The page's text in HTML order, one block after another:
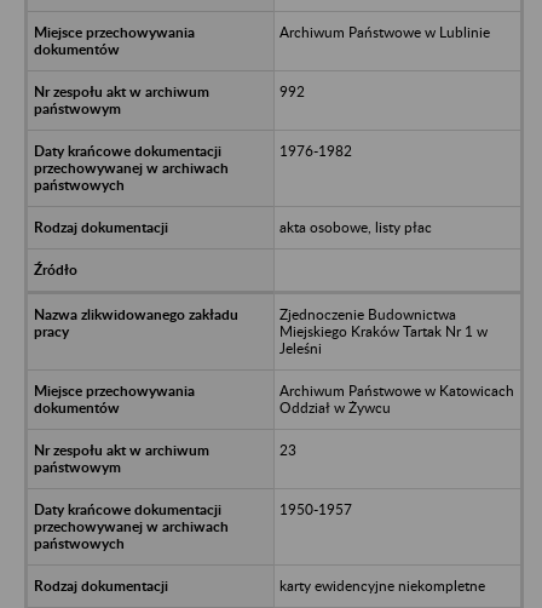
Archiwum Państwowe w Lublinie
992
1976-1982
akta osobowe, listy płac
Zjednoczenie Budownictwa
Miejskiego Kraków Tartak Nr 1 w
Jeleśni
Archiwum Państwowe w Katowicach
Oddział w Żywcu
23
1950-1957
karty ewidencyjne niekompletne